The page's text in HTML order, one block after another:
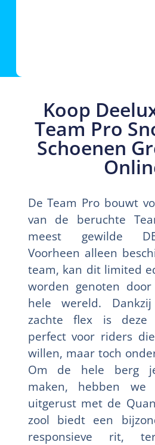
Koop
Team Pro
Schoenen
De Team Pro bouwt
van de beruchte
meest gewilde
Voorheen alleen
team, kan dit limited
worden genoten
hele wereld.
zachte flex is deze
perfect voor riders
willen, maar toch
Om de hele berg
maken, hebben
uitgerust met de
zool biedt een
responsieve rit,